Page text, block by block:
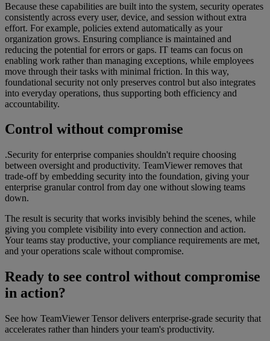
Because these capabilities are built into the system, security operates
consistently across every user, device, and session without extra
effort. For example, policies extend automatically as your
organization grows. Ensuring compliance is maintained and
reducing the potential for errors or gaps. IT teams can focus on
enabling work rather than managing exceptions, while employees
move through their tasks with minimal friction. In this way,
foundational security not only preserves control but also integrates
into everyday operations, thus supporting both efficiency and
accountability.
Control without compromise
.Security for enterprise companies shouldn't require choosing
between oversight and productivity. TeamViewer removes that
trade-off by embedding security into the foundation, giving your
enterprise granular control from day one without slowing teams
down.
The result is security that works invisibly behind the scenes, while
giving you complete visibility into every connection and action.
Your teams stay productive, your compliance requirements are met,
and your operations scale without compromise.
Ready to see control without compromise
in action?
See how TeamViewer Tensor delivers enterprise-grade security that
accelerates rather than hinders your team's productivity.